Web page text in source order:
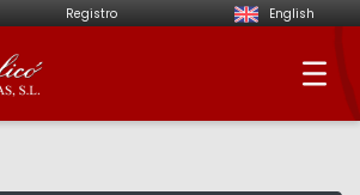
Registro English
Calicó -